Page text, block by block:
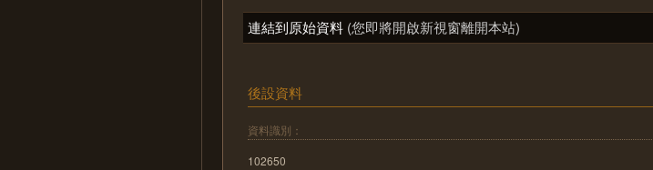
連結到原始資料 (您即將開啟新視窗離開本站)
後設資料
資料識別：
102650